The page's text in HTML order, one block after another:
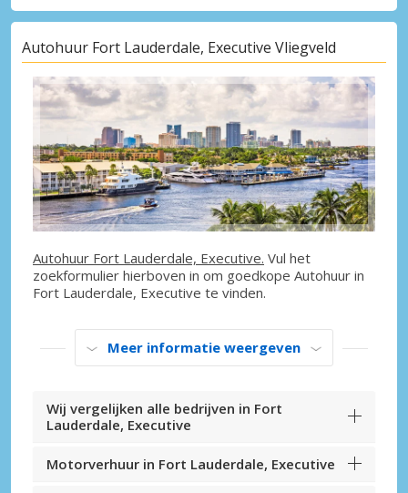
Autohuur Fort Lauderdale, Executive Vliegveld
Autohuur Fort Lauderdale, Executive. Vul het
zoekformulier hierboven in om goedkope Autohuur in
Fort Lauderdale, Executive te vinden.
Meer informatie weergeven
Wij vergelijken alle bedrijven in Fort
Lauderdale, Executive
Motorverhuur in Fort Lauderdale, Executive